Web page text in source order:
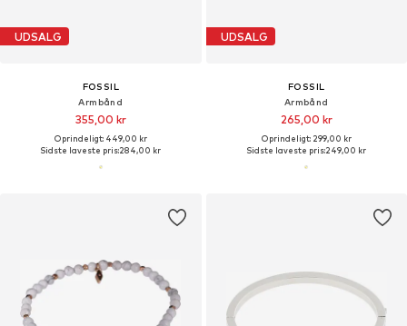
UDSALG
FOSSIL
Armbånd
355,00 kr
Oprindeligt: 449,00 kr
Sidste laveste pris:284,00 kr
UDSALG
FOSSIL
Armbånd
265,00 kr
Oprindeligt: 299,00 kr
Sidste laveste pris:249,00 kr